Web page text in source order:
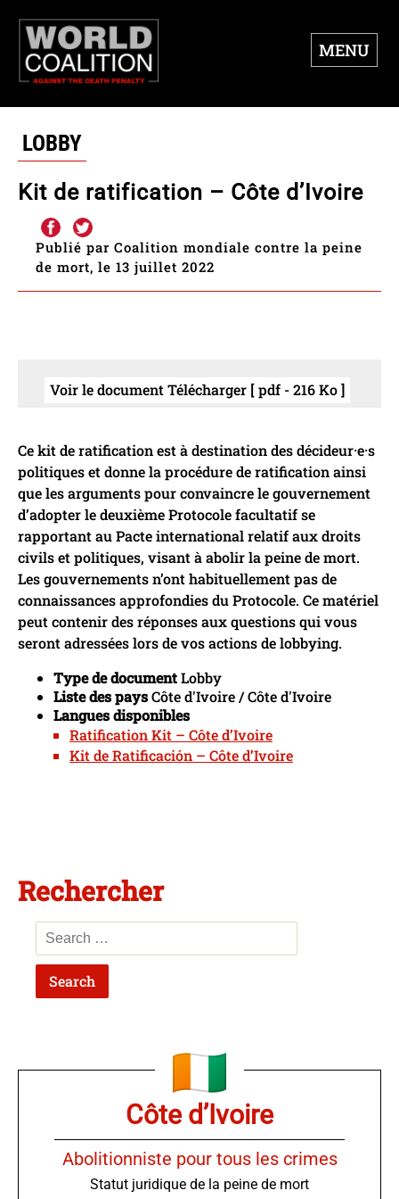
MENU
LOBBY
Kit de ratification – Côte d’Ivoire
Publié par Coalition mondiale contre la peine
de mort, le 13 juillet 2022
Voir le document Télécharger [ pdf - 216 Ko ]
Ce kit de ratification est à destination des décideur·e·s
politiques et donne la procédure de ratification ainsi
que les arguments pour convaincre le gouvernement
d’adopter le deuxième Protocole facultatif se
rapportant au Pacte international relatif aux droits
civils et politiques, visant à abolir la peine de mort.
Les gouvernements n’ont habituellement pas de
connaissances approfondies du Protocole. Ce matériel
peut contenir des réponses aux questions qui vous
seront adressées lors de vos actions de lobbying.
Type de documentLobby
Liste des paysCôte d'Ivoire / Côte d'Ivoire
Langues disponibles
Ratification Kit – Côte d’Ivoire
Kit de Ratificación – Côte d’Ivoire
Rechercher
Côte d’Ivoire
Abolitionniste pour tous les crimes
Statut juridique de la peine de mort